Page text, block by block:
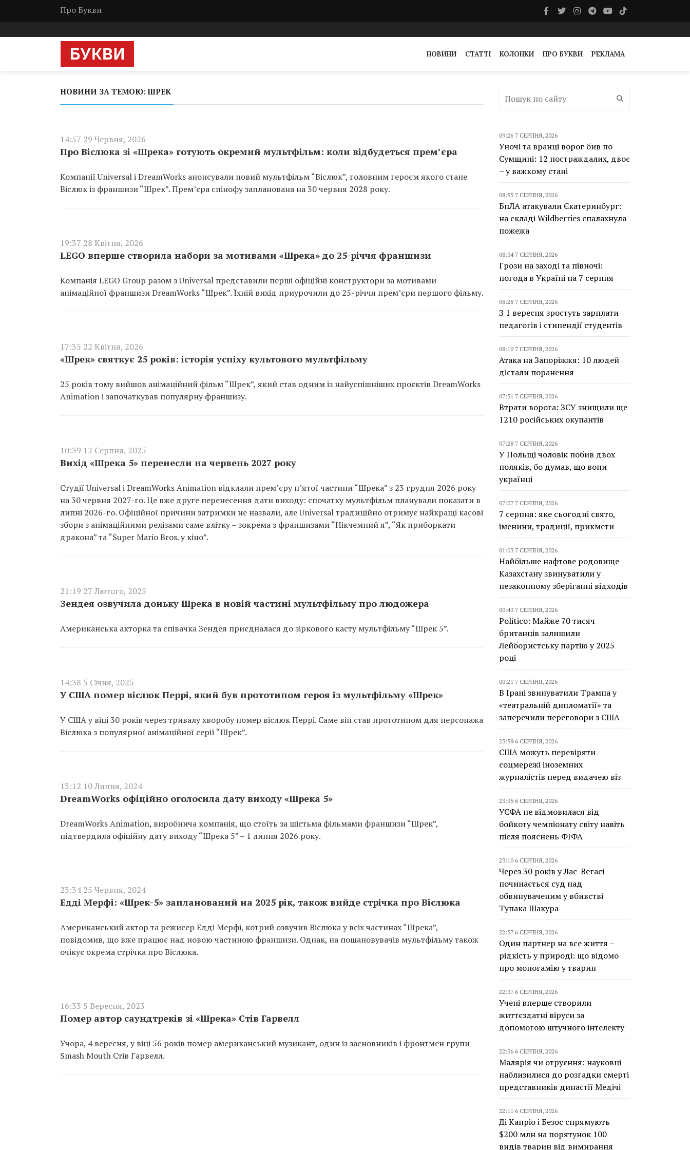
Про Букви
НОВИНИ СТАТТІ КОЛОНКИ ПРО БУКВИ РЕКЛАМА
НОВИНИ ЗА ТЕМОЮ: ШРЕК
14:57 29 Червня, 2026
Про Віслюка зі «Шрека» готують окремий мультфільм: коли відбудеться прем’єра
Компанії Universal і DreamWorks анонсували новий мультфільм “Віслюк”, головним героєм якого стане
Віслюк із франшизи “Шрек”. Прем’єра спінофу запланована на 30 червня 2028 року.
19:37 28 Квітня, 2026
LEGO вперше створила набори за мотивами «Шрека» до 25-річчя франшизи
Компанія LEGO Group разом з Universal представили перші офіційні конструктори за мотивами
анімаційної франшизи DreamWorks “Шрек”. Їхній вихід приурочили до 25-річчя прем’єри першого фільму.
17:35 22 Квітня, 2026
«Шрек» святкує 25 років: історія успіху культового мультфільму
25 років тому вийшов анімаційний фільм “Шрек”, який став одним із найуспішніших проєктів DreamWorks
Animation і започаткував популярну франшизу.
10:39 12 Серпня, 2025
Вихід «Шрека 5» перенесли на червень 2027 року
Студії Universal і DreamWorks Animation відклали прем’єру п’ятої частини “Шрека” з 23 грудня 2026 року
на 30 червня 2027-го. Це вже друге перенесення дати виходу: спочатку мультфільм планували показати в
липні 2026-го. Офіційної причини затримки не назвали, але Universal традиційно отримує найкращі касові
збори з анімаційними релізами саме влітку – зокрема з франшизами “Нікчемний я”, “Як приборкати
дракона” та “Super Mario Bros. у кіно”.
21:19 27 Лютого, 2025
Зендея озвучила доньку Шрека в новій частині мультфільму про людожера
Американська акторка та співачка Зендея приєдналася до зіркового касту мультфільму “Шрек 5”.
14:38 5 Січня, 2025
У США помер віслюк Перрі, який був прототипом героя із мультфільму «Шрек»
У США у віці 30 років через тривалу хворобу помер віслюк Перрі. Саме він став прототипом для персонажа
Віслюка з популярної анімаційної серії “Шрек”.
13:12 10 Липня, 2024
DreamWorks офіційно оголосила дату виходу «Шрека 5»
DreamWorks Animation, виробнича компанія, що стоїть за шістьма фільмами франшизи “Шрек”,
підтвердила офіційну дату виходу “Шрека 5” – 1 липня 2026 року.
23:34 25 Червня, 2024
Едді Мерфі: «Шрек-5» запланований на 2025 рік, також вийде стрічка про Віслюка
Американський актор та режисер Едді Мерфі, котрий озвучив Віслюка у всіх частинах “Шрека”,
повідомив, що вже працює над новою частиною франшизи. Однак, на пошановувачів мультфільму також
очікує окрема стрічка про Віслюка.
16:33 5 Вересня, 2023
Помер автор саундтреків зі «Шрека» Стів Гарвелл
Учора, 4 вересня, у віці 56 років помер американський музикант, один із засновників і фронтмен групи
Smash Mouth Стів Гарвелл.
09:26 7 СЕРПНЯ, 2026
Уночі та вранці ворог бив по
Сумщині: 12 постраждалих, двоє
– у важкому стані
08:55 7 СЕРПНЯ, 2026
БпЛА атакували Єкатеринбург:
на складі Wildberries спалахнула
пожежа
08:34 7 СЕРПНЯ, 2026
Грози на заході та півночі:
погода в Україні на 7 серпня
08:28 7 СЕРПНЯ, 2026
З 1 вересня зростуть зарплати
педагогів і стипендії студентів
08:10 7 СЕРПНЯ, 2026
Атака на Запоріжжя: 10 людей
дістали поранення
07:51 7 СЕРПНЯ, 2026
Втрати ворога: ЗСУ знищили ще
1210 російських окупантів
07:28 7 СЕРПНЯ, 2026
У Польщі чоловік побив двох
поляків, бо думав, що вони
українці
07:07 7 СЕРПНЯ, 2026
7 серпня: яке сьогодні свято,
іменини, традиції, прикмети
01:03 7 СЕРПНЯ, 2026
Найбільше нафтове родовище
Казахстану звинуватили у
незаконному зберіганні відходів
00:43 7 СЕРПНЯ, 2026
Politico: Майже 70 тисяч
британців залишили
Лейбористську партію у 2025
році
00:21 7 СЕРПНЯ, 2026
В Ірані звинуватили Трампа у
«театральній дипломатії» та
заперечили переговори з США
23:59 6 СЕРПНЯ, 2026
США можуть перевіряти
соцмережі іноземних
журналістів перед видачею віз
23:35 6 СЕРПНЯ, 2026
УЄФА не відмовилася від
бойкоту чемпіонату світу навіть
після пояснень ФІФА
23:10 6 СЕРПНЯ, 2026
Через 30 років у Лас-Вегасі
починається суд над
обвинуваченим у вбивстві
Тупака Шакура
22:57 6 СЕРПНЯ, 2026
Один партнер на все життя –
рідкість у природі: що відомо
про моногамію у тварин
22:37 6 СЕРПНЯ, 2026
Учені вперше створили
життєздатні віруси за
допомогою штучного інтелекту
22:36 6 СЕРПНЯ, 2026
Малярія чи отруєння: науковці
наблизилися до розгадки смерті
представників династії Медічі
22:11 6 СЕРПНЯ, 2026
Ді Капріо і Безос спрямують
$200 млн на порятунок 100
видів тварин від вимирання